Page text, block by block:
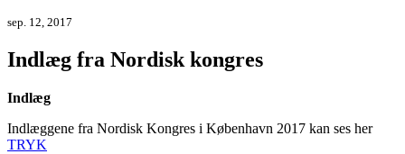
sep. 12, 2017
Indlæg fra Nordisk kongres
Indlæg
Indlæggene fra Nordisk Kongres i København 2017 kan ses her
TRYK